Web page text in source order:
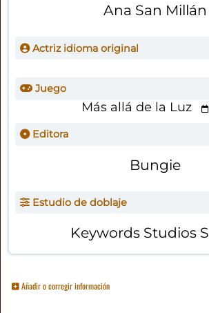
Ana San Millán
Actriz idioma original
Juego
Más allá de la Luz
Editora
Bungie
Estudio de doblaje
Keywords Studios
Añadir o corregir información